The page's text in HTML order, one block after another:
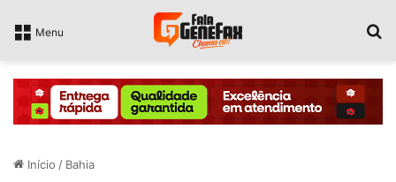
Menu
Início / Bahia